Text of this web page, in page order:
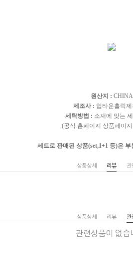
원산지 : CHINA
제조사 : 업타운홀릭제
세탁방법 : 소재에 맞는
(공식 홈페이지 상품페이
세트로 판매된 상품(set,1+1 등)은
상품상세 리뷰 관
상품상세 리뷰 관
관련상품이 없습